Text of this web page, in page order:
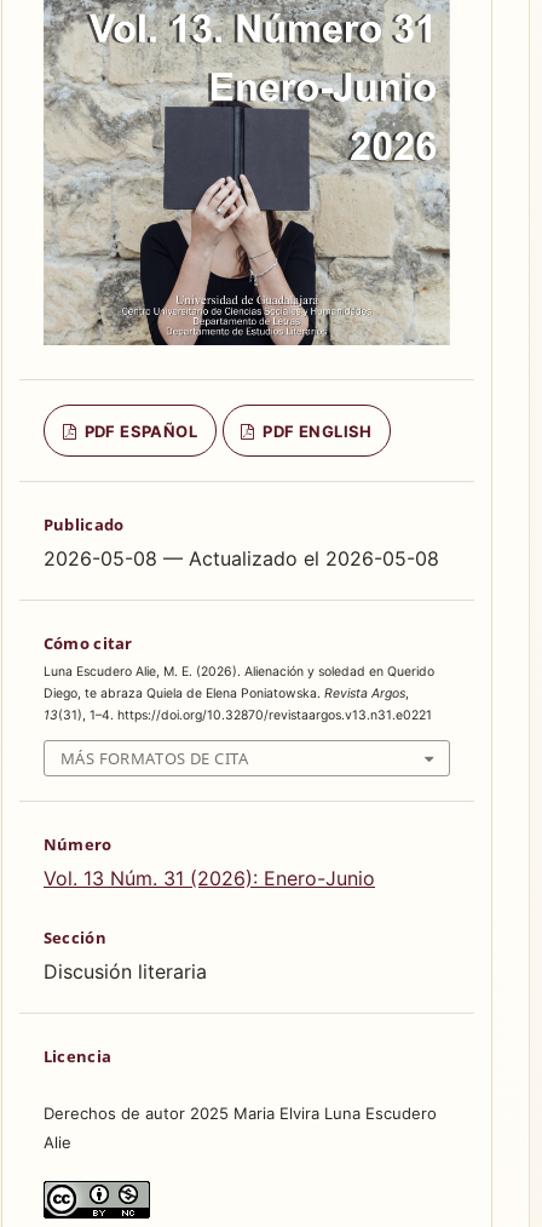
PDF ESPAÑOL PDF ENGLISH
Publicado
2026-05-08 — Actualizado el 2026-05-08
Cómo citar
Luna Escudero Alie, M. E. (2026). Alienación y soledad en Querido
Diego, te abraza Quiela de Elena Poniatowska. Revista Argos,
13(31), 1–4. https://doi.org/10.32870/revistaargos.v13.n31.e0221
MÁS FORMATOS DE CITA
Número
Vol. 13 Núm. 31 (2026): Enero-Junio
Sección
Discusión literaria
Licencia
Derechos de autor 2025 Maria Elvira Luna Escudero
Alie